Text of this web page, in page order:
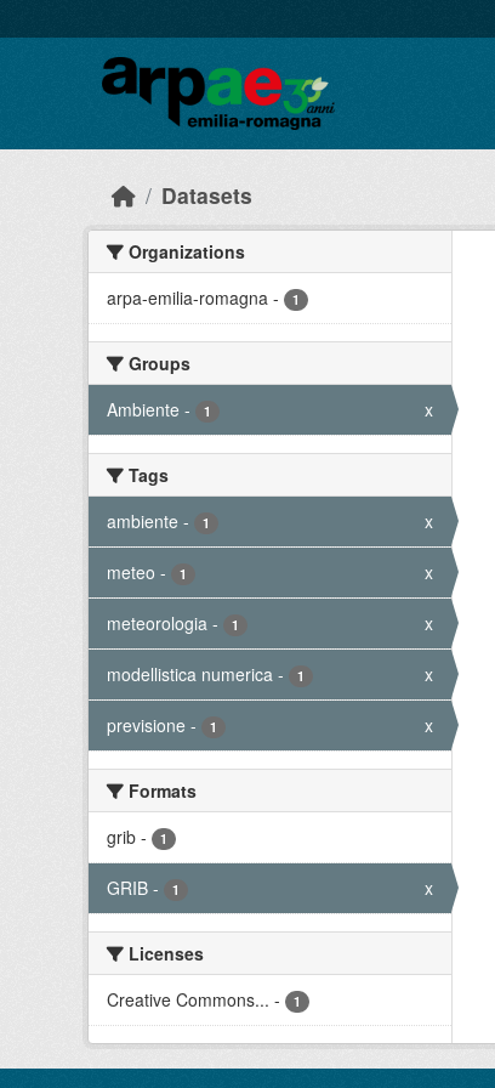
Datasets
Organizations
arpa-emilia-romagna - 1
Groups
Ambiente - 1 x
Tags
ambiente - 1 x
meteo - 1 x
meteorologia - 1 x
modellistica numerica - 1 x
previsione - 1 x
Formats
grib - 1
GRIB - 1 x
Licenses
Creative Commons... - 1